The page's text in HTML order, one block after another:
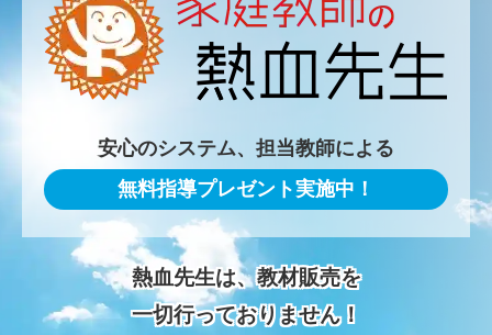
安心のシステム、担当教師による
無料指導プレゼント実施中！
熱血先生は、教材販売を
一切行っておりません！